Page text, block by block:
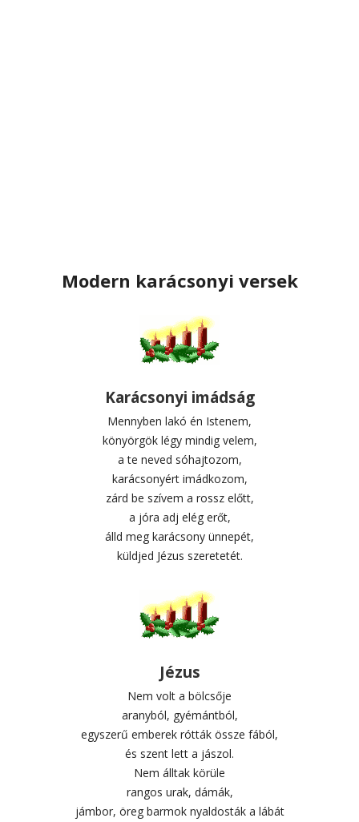
Modern karácsonyi versek
Karácsonyi imádság
Mennyben lakó én Istenem,
könyörgök légy mindig velem,
a te neved sóhajtozom,
karácsonyért imádkozom,
zárd be szívem a rossz előtt,
a jóra adj elég erőt,
álld meg karácsony ünnepét,
küldjed Jézus szeretetét.
Jézus
Nem volt a bölcsője
aranyból, gyémántból,
egyszerű emberek rótták össze fából,
és szent lett a jászol.
Nem álltak körüle
rangos urak, dámák,
jámbor, öreg barmok nyaldosták a lábát